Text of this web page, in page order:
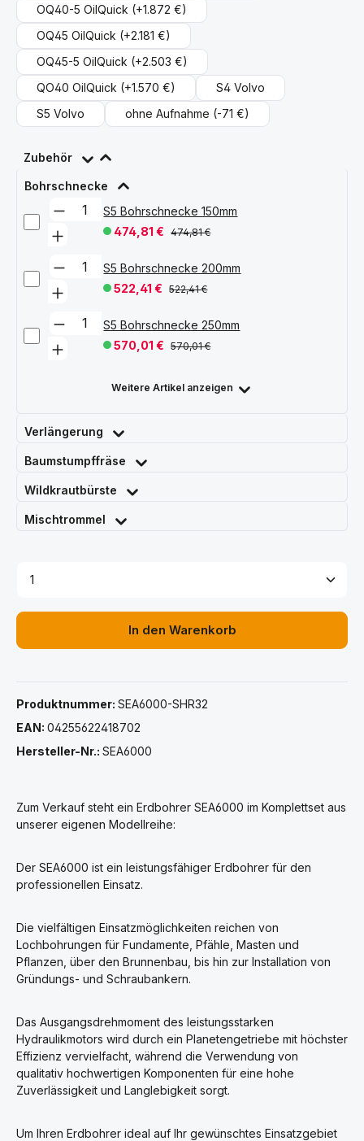
OQ40-5 OilQuick (+1.872 €)
OQ45 OilQuick (+2.181 €)
OQ45-5 OilQuick (+2.503 €)
QO40 OilQuick (+1.570 €)
S4 Volvo
S5 Volvo
ohne Aufnahme (-71 €)
Zubehör
Bohrschnecke
S5 Bohrschnecke 150mm
474,81 €
474,81 €
S5 Bohrschnecke 200mm
522,41 €
522,41 €
S5 Bohrschnecke 250mm
570,01 €
570,01 €
Weitere Artikel anzeigen
Verlängerung
Baumstumpffräse
Wildkrautbürste
Mischtrommel
Produkt Anzahl: Gib den gewünschten Wert ein
In den Warenkorb
Produktnummer: SEA6000-SHR32
EAN: 04255622418702
Hersteller-Nr.: SEA6000
Zum Verkauf steht ein Erdbohrer SEA6000 im Komplettset aus
unserer eigenen Modellreihe:
Der SEA6000 ist ein leistungsfähiger Erdbohrer für den
professionellen Einsatz.
Die vielfältigen Einsatzmöglichkeiten reichen von
Lochbohrungen für Fundamente, Pfähle, Masten und
Pflanzen, über den Brunnenbau, bis hin zur Installation von
Gründungs- und Schraubankern.
Das Ausgangsdrehmoment des leistungsstarken
Hydraulikmotors wird durch ein Planetengetriebe mit höchster
Effizienz vervielfacht, während die Verwendung von
qualitativ hochwertigen Komponenten für eine hohe
Zuverlässigkeit und Langlebigkeit sorgt.
Um Ihren Erdbohrer ideal auf Ihr gewünschtes Einsatzgebiet